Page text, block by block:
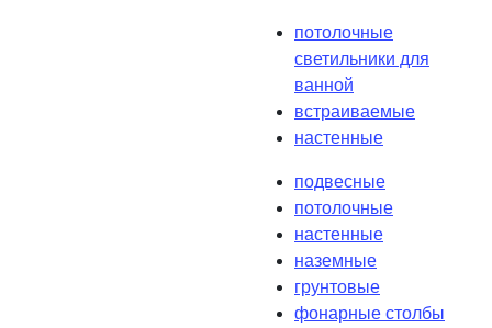
потолочные
светильники для
ванной
встраиваемые
настенные
подвесные
потолочные
настенные
наземные
грунтовые
фонарные столбы